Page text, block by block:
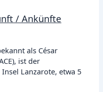
/ Ankünfte
als César
ist der
Lanzarote, etwa 5